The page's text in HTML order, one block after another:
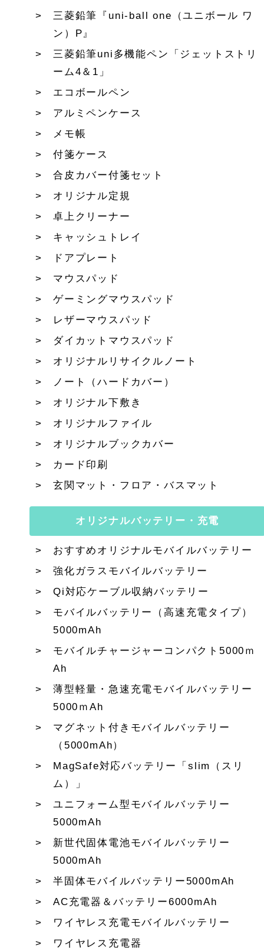
三菱鉛筆『uni-ball one（ユニボール ワ
ン）P』
三菱鉛筆uni多機能ペン「ジェットストリ
ーム4＆1」
エコボールペン
アルミペンケース
メモ帳
付箋ケース
合皮カバー付箋セット
オリジナル定規
卓上クリーナー
キャッシュトレイ
ドアプレート
マウスパッド
ゲーミングマウスパッド
レザーマウスパッド
ダイカットマウスパッド
オリジナルリサイクルノート
ノート（ハードカバー）
オリジナル下敷き
オリジナルファイル
オリジナルブックカバー
カード印刷
玄関マット・フロア・バスマット
オリジナルバッテリー・充電
おすすめオリジナルモバイルバッテリー
強化ガラスモバイルバッテリー
Qi対応ケーブル収納バッテリー
モバイルバッテリー（高速充電タイプ）
5000mAh
モバイルチャージャーコンパクト5000ｍ
Ah
薄型軽量・急速充電モバイルバッテリー
5000ｍAh
マグネット付きモバイルバッテリー
（5000mAh）
MagSafe対応バッテリー「slim（スリ
ム）」
ユニフォーム型モバイルバッテリー
5000mAh
新世代固体電池モバイルバッテリー
5000mAh
半固体モバイルバッテリー5000mAh
AC充電器＆バッテリー6000mAh
ワイヤレス充電モバイルバッテリー
ワイヤレス充電器